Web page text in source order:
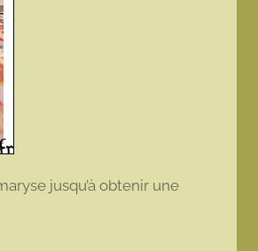
jusqu’à obtenir une